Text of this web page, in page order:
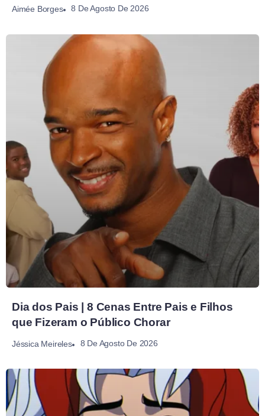
Aimée Borges 8 De Agosto De 2026
Dia dos Pais | 8 Cenas Entre Pais e Filhos
que Fizeram o Público Chorar
Jéssica Meireles 8 De Agosto De 2026